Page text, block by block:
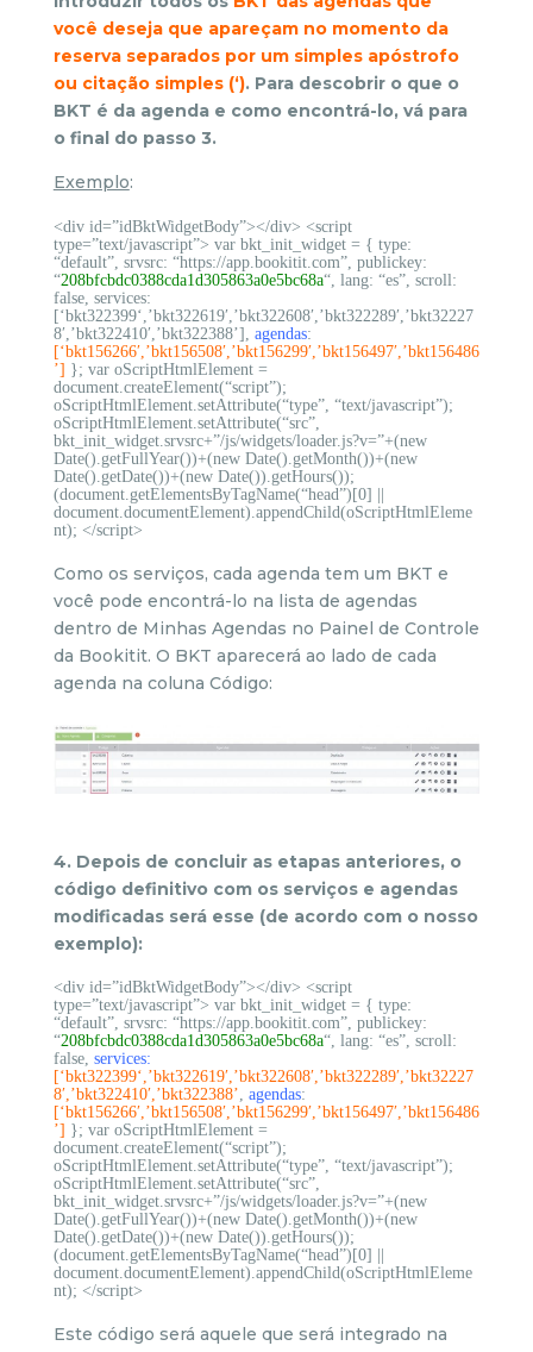
você deseja que apareçam no momento da
reserva separados por um simples apóstrofo
ou citação simples(‘). Para descobrir o que o
BKT é da agenda e como encontrá-lo, vá para
o final do passo 3.
Exemplo:
<div id=”idBktWidgetBody”></div> <script
type=”text/javascript”> var bkt_init_widget = { type:
“default”, srvsrc: “https://app.bookitit.com”, publickey:
“208bfcbdc0388cda1d305863a0e5bc68a“, lang: “es”, scroll:
false, services:
[‘bkt322399‘,’bkt322619′,’bkt322608′,’bkt322289′,’bkt32227
8′,’bkt322410′,’bkt322388’] , agendas:
[‘bkt156266′,’bkt156508′,’bkt156299′,’bkt156497′,’bkt156486
’] }; var oScriptHtmlElement =
document.createElement(“script”);
oScriptHtmlElement.setAttribute(“type”, “text/javascript”);
oScriptHtmlElement.setAttribute(“src”,
bkt_init_widget.srvsrc+”/js/widgets/loader.js?v=”+(new
Date().getFullYear())+(new Date().getMonth())+(new
Date().getDate())+(new Date()).getHours());
(document.getElementsByTagName(“head”)[0] ||
document.documentElement).appendChild(oScriptHtmlEleme
nt); </script>
Como os serviços, cada agenda tem um BKT e
você pode encontrá-lo na lista de agendas
dentro de Minhas Agendas no Painel de Controle
da Bookitit. O BKT aparecerá ao lado de cada
agenda na coluna Código:
4. Depois de concluir as etapas anteriores, o
código definitivo com os serviços e agendas
modificadas será esse (de acordo com o nosso
exemplo):
<div id=”idBktWidgetBody”></div> <script
type=”text/javascript”> var bkt_init_widget = { type:
“default”, srvsrc: “https://app.bookitit.com”, publickey:
“208bfcbdc0388cda1d305863a0e5bc68a“, lang: “es”, scroll:
false, services:
[‘bkt322399‘,’bkt322619′,’bkt322608′,’bkt322289′,’bkt32227
8′,’bkt322410′,’bkt322388’, agendas:
[‘bkt156266′,’bkt156508′,’bkt156299′,’bkt156497′,’bkt156486
’] }; var oScriptHtmlElement =
document.createElement(“script”);
oScriptHtmlElement.setAttribute(“type”, “text/javascript”);
oScriptHtmlElement.setAttribute(“src”,
bkt_init_widget.srvsrc+”/js/widgets/loader.js?v=”+(new
Date().getFullYear())+(new Date().getMonth())+(new
Date().getDate())+(new Date()).getHours());
(document.getElementsByTagName(“head”)[0] ||
document.documentElement).appendChild(oScriptHtmlEleme
nt); </script>
Este código será aquele que será integrado na